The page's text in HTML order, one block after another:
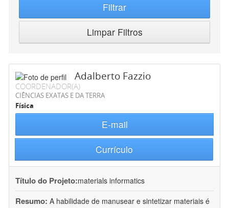
Filtrar
Limpar Filtros
Adalberto Fazzio
COORDENADOR(A)
CIÊNCIAS EXATAS E DA TERRA
Física
E-mail
Currículo
Título do Projeto:materials informatics
Resumo: A habilidade de manusear e sintetizar materiais é